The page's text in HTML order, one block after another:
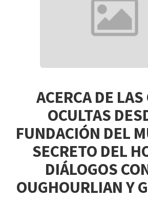
ACERCA DE LAS
OCULTAS
FUNDACIÓN DEL
SECRETO DEL
DIÁLOGOS
OUGHOURLIAN Y